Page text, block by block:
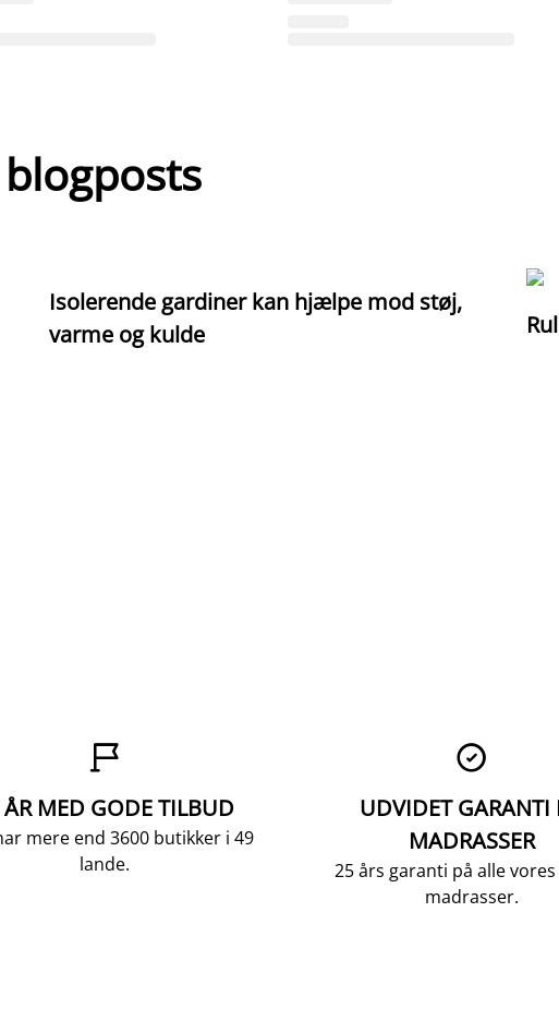
Isolerende gardiner kan hjælpe mod støj,
varme og kulde

MED GODE TILBUD
mere end 3600 butikker i 49
lande.

UDVIDET GARANTI
MADRASSER
25 års garanti på alle vores
madrasser.